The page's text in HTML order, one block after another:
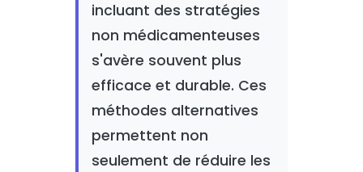
incluant des stratégies
non médicamenteuses
s'avère souvent plus
efficace et durable. Ces
méthodes alternatives
permettent non
seulement de réduire les